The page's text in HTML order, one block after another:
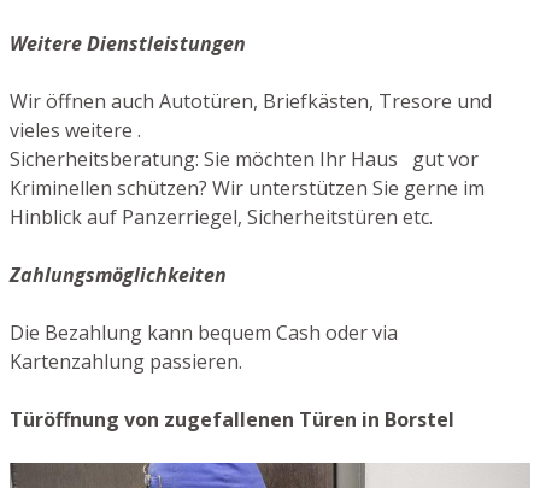
Weitere Dienstleistungen
Wir öffnen auch Autotüren, Briefkästen, Tresore und
vieles weitere .
Sicherheitsberatung: Sie möchten Ihr Haus gut vor
Kriminellen schützen? Wir unterstützen Sie gerne im
Hinblick auf Panzerriegel, Sicherheitstüren etc.
Zahlungsmöglichkeiten
Die Bezahlung kann bequem Cash oder via
Kartenzahlung passieren.
Türöffnung von zugefallenen Türen in Borstel